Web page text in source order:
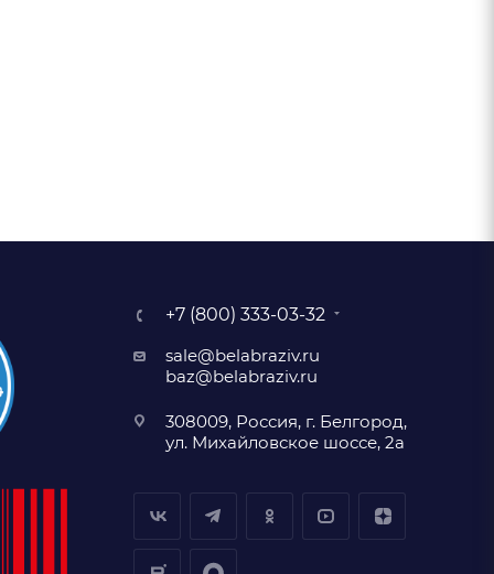
+7 (800) 333-03-32
sale@belabraziv.ru
baz@belabraziv.ru
308009, Россия, г. Белгород,
ул. Михайловское шоссе, 2а